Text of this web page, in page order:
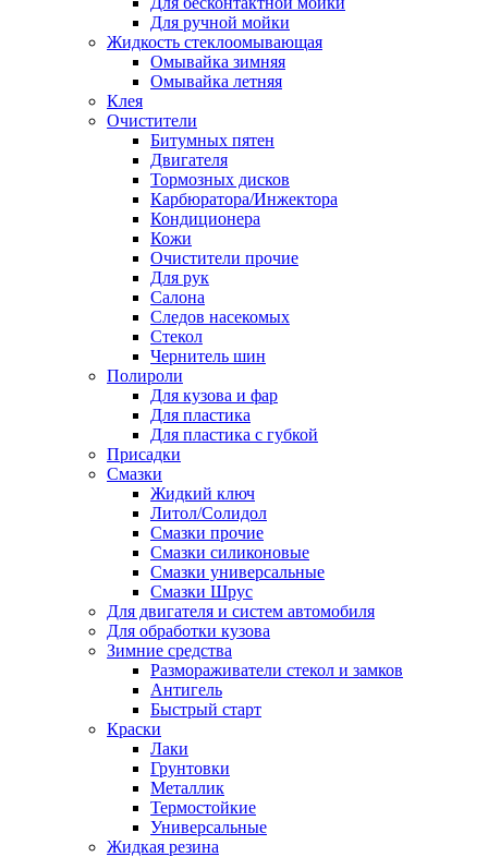
Для ручной мойки
Жидкость стеклоомывающая
Омывайка зимняя
Омывайка летняя
Клея
Очистители
Битумных пятен
Двигателя
Тормозных дисков
Карбюратора/Инжектора
Кондиционера
Кожи
Очистители прочие
Для рук
Салона
Следов насекомых
Стекол
Чернитель шин
Полироли
Для кузова и фар
Для пластика
Для пластика с губкой
Присадки
Смазки
Жидкий ключ
Литол/Солидол
Смазки прочие
Смазки силиконовые
Смазки универсальные
Смазки Шрус
Для двигателя и систем автомобиля
Для обработки кузова
Зимние средства
Размораживатели стекол и замков
Антигель
Быстрый старт
Краски
Лаки
Грунтовки
Металлик
Термостойкие
Универсальные
Жидкая резина